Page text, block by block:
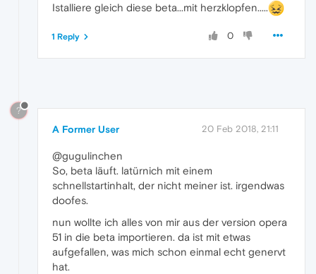
Istalliere gleich diese beta...mit herzklopfen.....
0
1 Reply
?
A Former User 20 Feb 2018, 21:11
@gugulinchen
So, beta läuft. latürnich mit einem
schnellstartinhalt, der nicht meiner ist. irgendwas
doofes.
nun wollte ich alles von mir aus der version opera
51 in die beta importieren. da ist mit etwas
aufgefallen, was mich schon einmal echt genervt
hat.